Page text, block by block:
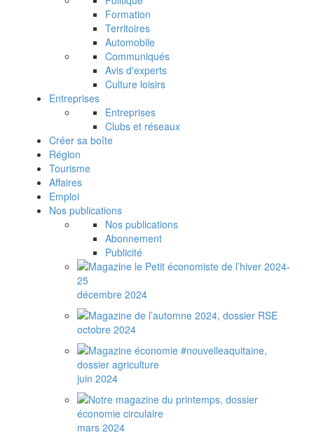
Formation
Territoires
Automobile
Communiqués
Avis d'experts
Culture loisirs
Entreprises
Entreprises
Clubs et réseaux
Créer sa boîte
Région
Tourisme
Affaires
Emploi
Nos publications
Nos publications
Abonnement
Publicité
décembre 2024
octobre 2024
juin 2024
mars 2024